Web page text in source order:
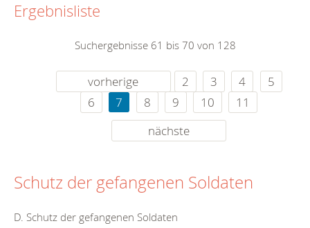
Ergebnisliste
Suchergebnisse 61 bis 70 von 128
vorherige 2 3 4
5
6
7 8 9 10
11
nächste
Schutz der gefangenen Soldaten
D. Schutz der gefangenen Soldaten